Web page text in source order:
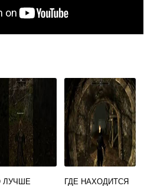
ЛУЧШЕ
ГДЕ НАХОДИТСЯ